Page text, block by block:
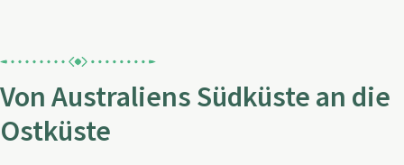
Von Australiens Südküste an die
Ostküste